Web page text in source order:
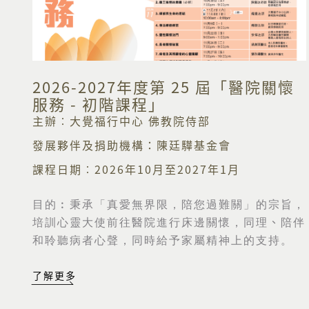
2026-2027年度第 25 屆「醫院關懷
服務 - 初階課程」
主辦︰大覺福行中心 佛教院侍部
發展夥伴及捐助機構：陳廷驊基金會
課程日期︰2026年10月至2027年1月
目的︰ 秉承「真愛無界限，陪您過難關」的宗旨，
培訓心靈大使前往醫院進行床邊關懷，同理 、 陪伴
和聆聽病者心聲，同時給予家屬精神上的支持。
了解更多